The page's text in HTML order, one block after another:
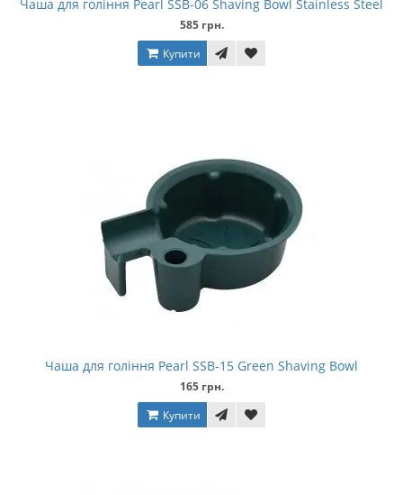
Чаша для гоління Pearl SSB-06 Shaving Bowl Stainless Steel
585 грн.
Купити
Чаша для гоління Pearl SSB-15 Green Shaving Bowl
165 грн.
Купити